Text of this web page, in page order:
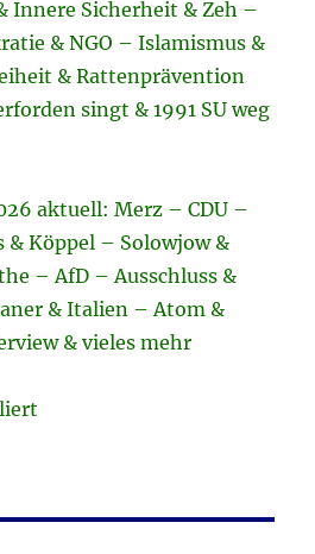
Innere Sicherheit & Zeh –
& NGO – Islamismus &
& Rattenprävention
singt & 1991 SU weg
aktuell: Merz – CDU –
& Köppel – Solowjow &
– AfD – Ausschluss &
& Italien – Atom &
& vieles mehr